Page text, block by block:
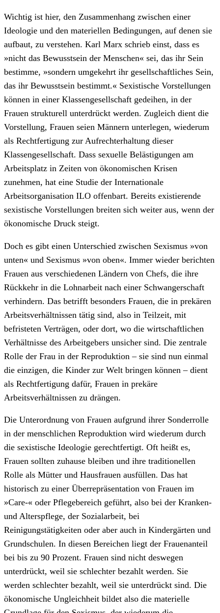
Wichtig ist hier, den Zusammenhang zwischen einer
Ideologie und den materiellen Bedingungen, auf denen sie
aufbaut, zu verstehen. Karl Marx schrieb einst, dass es
»nicht das Bewusstsein der Menschen« sei, das ihr Sein
bestimme, »sondern umgekehrt ihr gesellschaftliches Sein,
das ihr Bewusstsein bestimmt.« Sexistische Vorstellungen
können in einer Klassengesellschaft gedeihen, in der
Frauen strukturell unterdrückt werden. Zugleich dient die
Vorstellung, Frauen seien Männern unterlegen, wiederum
als Rechtfertigung zur Aufrechterhaltung dieser
Klassengesellschaft. Dass sexuelle Belästigungen am
Arbeitsplatz in Zeiten von ökonomischen Krisen
zunehmen, hat eine Studie der Internationale
Arbeitsorganisation ILO offenbart. Bereits existierende
sexistische Vorstellungen breiten sich weiter aus, wenn der
ökonomische Druck steigt.
Doch es gibt einen Unterschied zwischen Sexismus »von
unten« und Sexismus »von oben«. Immer wieder berichten
Frauen aus verschiedenen Ländern von Chefs, die ihre
Rückkehr in die Lohnarbeit nach einer Schwangerschaft
verhindern. Das betrifft besonders Frauen, die in prekären
Arbeitsverhältnissen tätig sind, also in Teilzeit, mit
befristeten Verträgen, oder dort, wo die wirtschaftlichen
Verhältnisse des Arbeitgebers unsicher sind. Die zentrale
Rolle der Frau in der Reproduktion – sie sind nun einmal
die einzigen, die Kinder zur Welt bringen können – dient
als Rechtfertigung dafür, Frauen in prekäre
Arbeitsverhältnissen zu drängen.
Die Unterordnung von Frauen aufgrund ihrer Sonderrolle
in der menschlichen Reproduktion wird wiederum durch
die sexistische Ideologie gerechtfertigt. Oft heißt es,
Frauen sollten zuhause bleiben und ihre traditionellen
Rolle als Mütter und Hausfrauen ausfüllen. Das hat
historisch zu einer Überrepräsentation von Frauen im
»Care-« oder Pflegebereich geführt, also bei der Kranken-
und Alterspflege, der Sozialarbeit, bei
Reinigungstätigkeiten oder aber auch in Kindergärten und
Grundschulen. In diesen Bereichen liegt der Frauenanteil
bei bis zu 90 Prozent. Frauen sind nicht deswegen
unterdrückt, weil sie schlechter bezahlt werden. Sie
werden schlechter bezahlt, weil sie unterdrückt sind. Die
ökonomische Ungleichheit bildet also die materielle